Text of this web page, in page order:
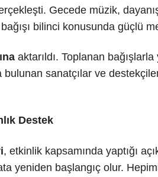
Gecede müzik,
bilinci konusunda güçlü
aktarıldı. Toplanan bağışlarla
bulunan sanatçılar ve
Destek
, etkinlik kapsamında yaptığı
yeniden başlangıç olur.